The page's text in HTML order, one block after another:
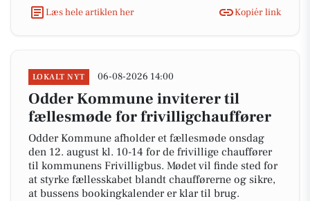
Læs hele artiklen her Kopiér link
LOKALT NYT 06-08-2026 14:00
Odder Kommune inviterer til
fællesmøde for frivilligchauffører
Odder Kommune afholder et fællesmøde onsdag
den 12. august kl. 10-14 for de frivillige chauffører
til kommunens Frivilligbus. Mødet vil finde sted for
at styrke fællesskabet blandt chaufførerne og sikre,
at bussens bookingkalender er klar til brug.